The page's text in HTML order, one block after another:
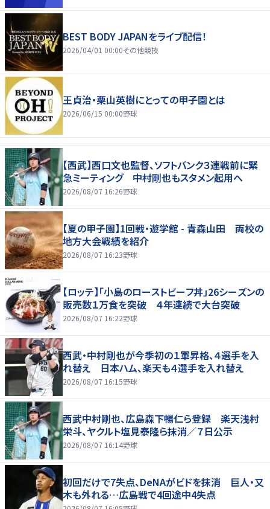
BEST BODY JAPANをライブ配信！
2026/04/01 00:00その他競技
王貞治・栗山英樹にとっての甲子園とは
2026/06/15 00:00野球
【西武】西口文也監督、ソフトバンク３連戦前に緊
急ミーティング 中村剛也もスタメン起用へ
2026/08/07 16:26野球
【夏の甲子園】1回戦・遊学館 - 青森山田 両校の
地方大会戦績を紹介
2026/08/07 16:23野球
【ロッテ】「小島のローストビーフ丼」26シーズンの
販売数１万食を突破 ４年連続で大台突破
2026/08/07 16:22野球
西武・中村剛也が今季初の１軍昇格、４選手を入
れ替え 日本ハム、楽天も４選手を入れ替え
2026/08/07 16:15野球
西武中村剛也、広島森下暢仁ら登録 楽天浅村
栄斗、ヤクルト塩見泰隆ら抹消／７日公示
2026/08/07 16:14野球
初回だけで7失点、DeNAがビドを抹消 巨人・又
木も外れる…広島戦で4回途中4失点